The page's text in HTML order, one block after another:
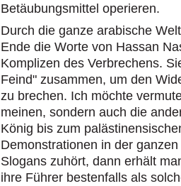
Betäubungsmittel operieren.
Durch die ganze arabische
Ende die Worte von Hassan
Komplizen des Verbrechens.
Feind" zusammen, um den
zu brechen. Ich möchte
meinen, sondern auch die
König bis zum
Demonstrationen in der
Slogans zuhört, dann erhält
ihre Führer bestenfalls als